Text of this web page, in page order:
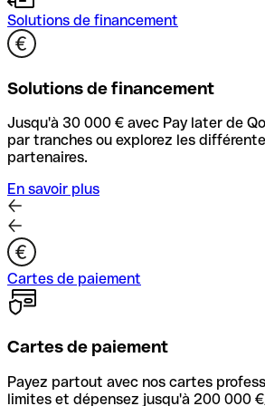
Solutions de financement
Solutions de financement
Jusqu'à 30 000 € avec Pay later de
par tranches ou explorez les
partenaires.
En savoir plus
Cartes de paiement
Cartes de paiement
Payez partout avec nos cartes
limites et dépensez jusqu'à 200 000